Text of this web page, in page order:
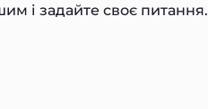
і задайте своє питання.